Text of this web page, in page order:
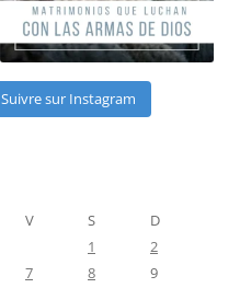
Suivre sur Instagram
V S
D
1
2
7 8
9